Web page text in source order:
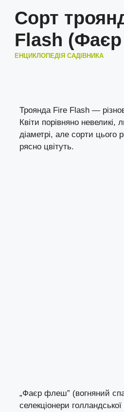
Сорт
Flash
ЕНЦИКЛОПЕДІЯ САДІВНИКА
Троянда Fire Flash —
Квіти порівняно
діаметрі, але сорти цього
рясно цвітуть.
„Фаєр флеш” (вогняний
селекціонери